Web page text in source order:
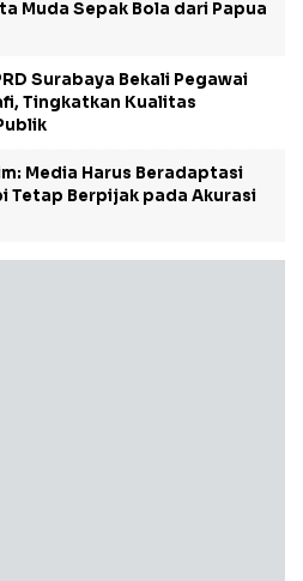
Muda Sepak Bola dari Papua
Surabaya Bekali Pegawai
Tingkatkan Kualitas
Media Harus Beradaptasi
Tetap Berpijak pada Akurasi